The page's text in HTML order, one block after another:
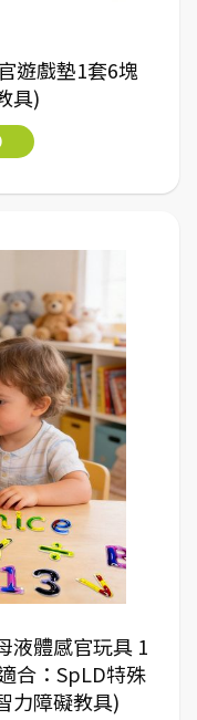
遊戲墊1套6塊
具)
液體感官玩具 1
合：SpLD特殊
力障礙教具)